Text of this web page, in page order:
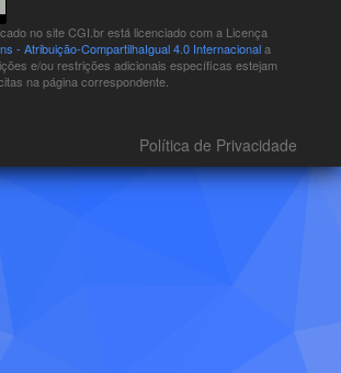
no site CGI.br está licenciado com a Licença
- Atribuição-CompartilhaIgual 4.0 Internacionala
e/ou restrições adicionais específicas estejam
na página correspondente.
Política de Privacidade